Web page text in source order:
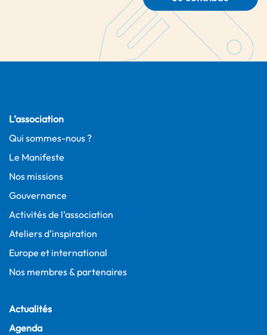
L’association
Qui sommes-nous ?
Le Manifeste
Nos missions
Gouvernance
Activités de l’association
Ateliers d’inspiration
Europe et international
Nos membres & partenaires
Actualités
Agenda